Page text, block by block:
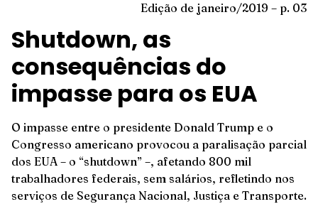
Edição de janeiro/2019 – p. 03
Shutdown, as
consequências do
impasse para os EUA
O impasse entre o presidente Donald Trump e o
Congresso americano provocou a paralisação parcial
dos EUA – o “shutdown” –, afetando 800 mil
trabalhadores federais, sem salários, refletindo nos
serviços de Segurança Nacional, Justiça e Transporte.